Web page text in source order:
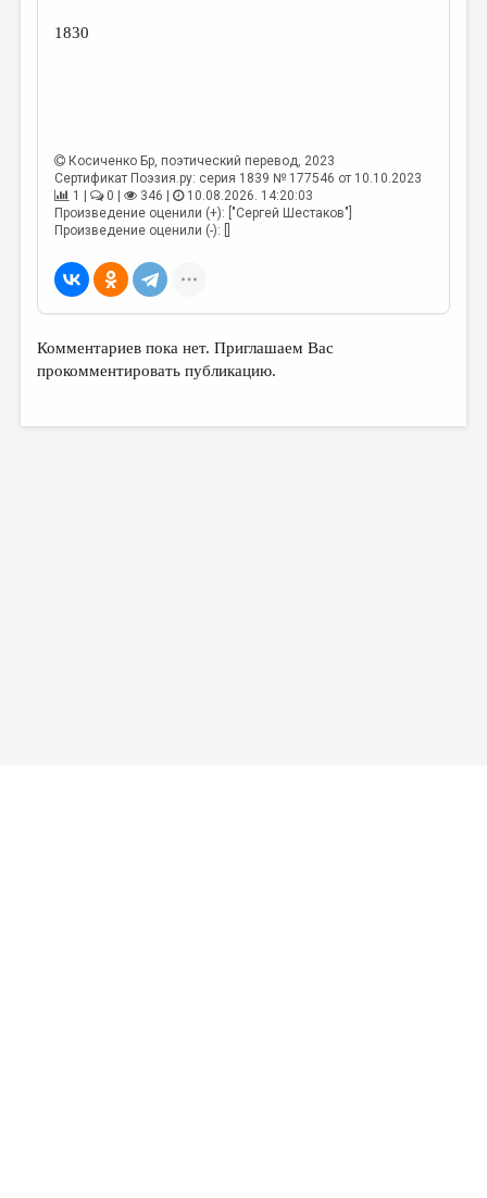
1830
Косиченко Бр, поэтический перевод, 2023
Сертификат Поэзия.ру: серия 1839 № 177546 от 10.10.2023
1 |
0 | 346 |
10.08.2026. 14:20:03
Произведение оценили (+): ["Сергей Шестаков"]
Произведение оценили (-): []
Комментариев пока нет. Приглашаем Вас
прокомментировать публикацию.